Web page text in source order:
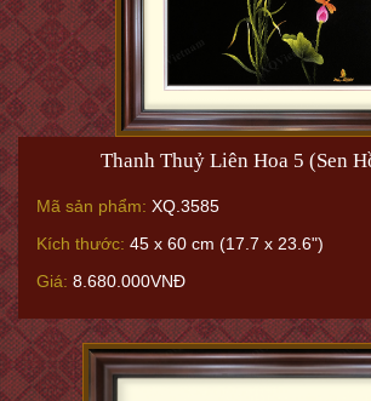
Thanh Thuỷ Liên Hoa 5 (Sen
Mã sản phẩm: XQ.3585
Kích thước: 45 x 60 cm (17.7 x 23.6")
Giá: 8.680.000VNĐ